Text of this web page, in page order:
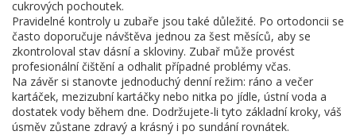
cukrových pochoutek.
Pravidelné kontroly u zubaře jsou také důležité. Po ortodoncii se
často doporučuje návštěva jednou za šest měsíců, aby se
zkontroloval stav dásní a skloviny. Zubař může provést
profesionální čištění a odhalit případné problémy včas.
Na závěr si stanovte jednoduchý denní režim: ráno a večer
kartáček, mezizubní kartáčky nebo nitka po jídle, ústní voda a
dostatek vody během dne. Dodržujete-li tyto základní kroky, váš
úsměv zůstane zdravý a krásný i po sundání rovnátek.